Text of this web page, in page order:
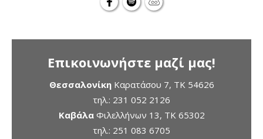
Επικοινωνήστε μαζί μας!
ΘεσσαλονίκηΚαρατάσου 7, TK 54626
τηλ.: 231 052 2126
ΚαβάλαΦιλελλήνων 13, ΤΚ 65302
τηλ.: 251 083 6705